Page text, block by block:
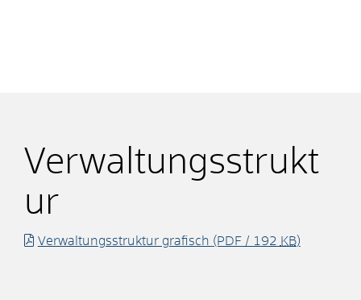
Verwaltungsstrukt
ur
Verwaltungsstruktur grafisch (PDF / 192 KB)